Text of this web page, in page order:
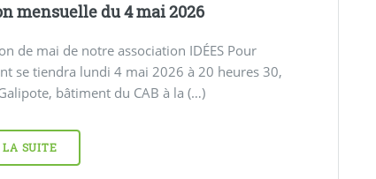
mensuelle du 4 mai 2026
de mai de notre association IDÉES Pour
se tiendra lundi 4 mai 2026 à 20 heures 30,
bâtiment du CAB à la (…)
LA SUITE